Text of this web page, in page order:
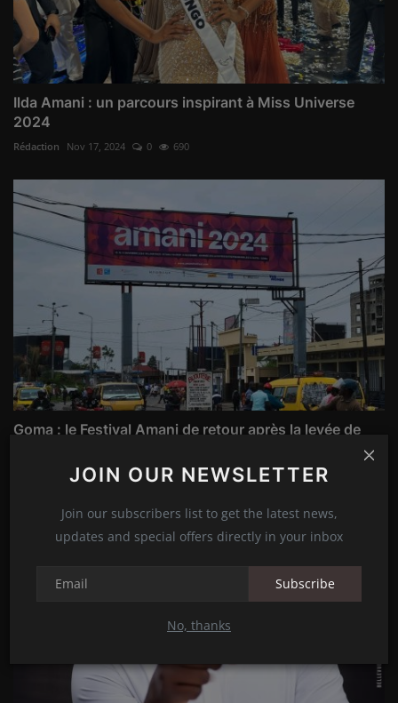
JOIN OUR NEWSLETTER
Join our subscribers list to get the latest news,
updates and special offers directly in your inbox
Subscribe
No, thanks
Ilda Amani : un parcours inspirant à Miss Universe
2024
Rédaction Nov 17, 2024 0 690
Goma : le Festival Amani de retour après la levée de
Nov 15, 2024 669